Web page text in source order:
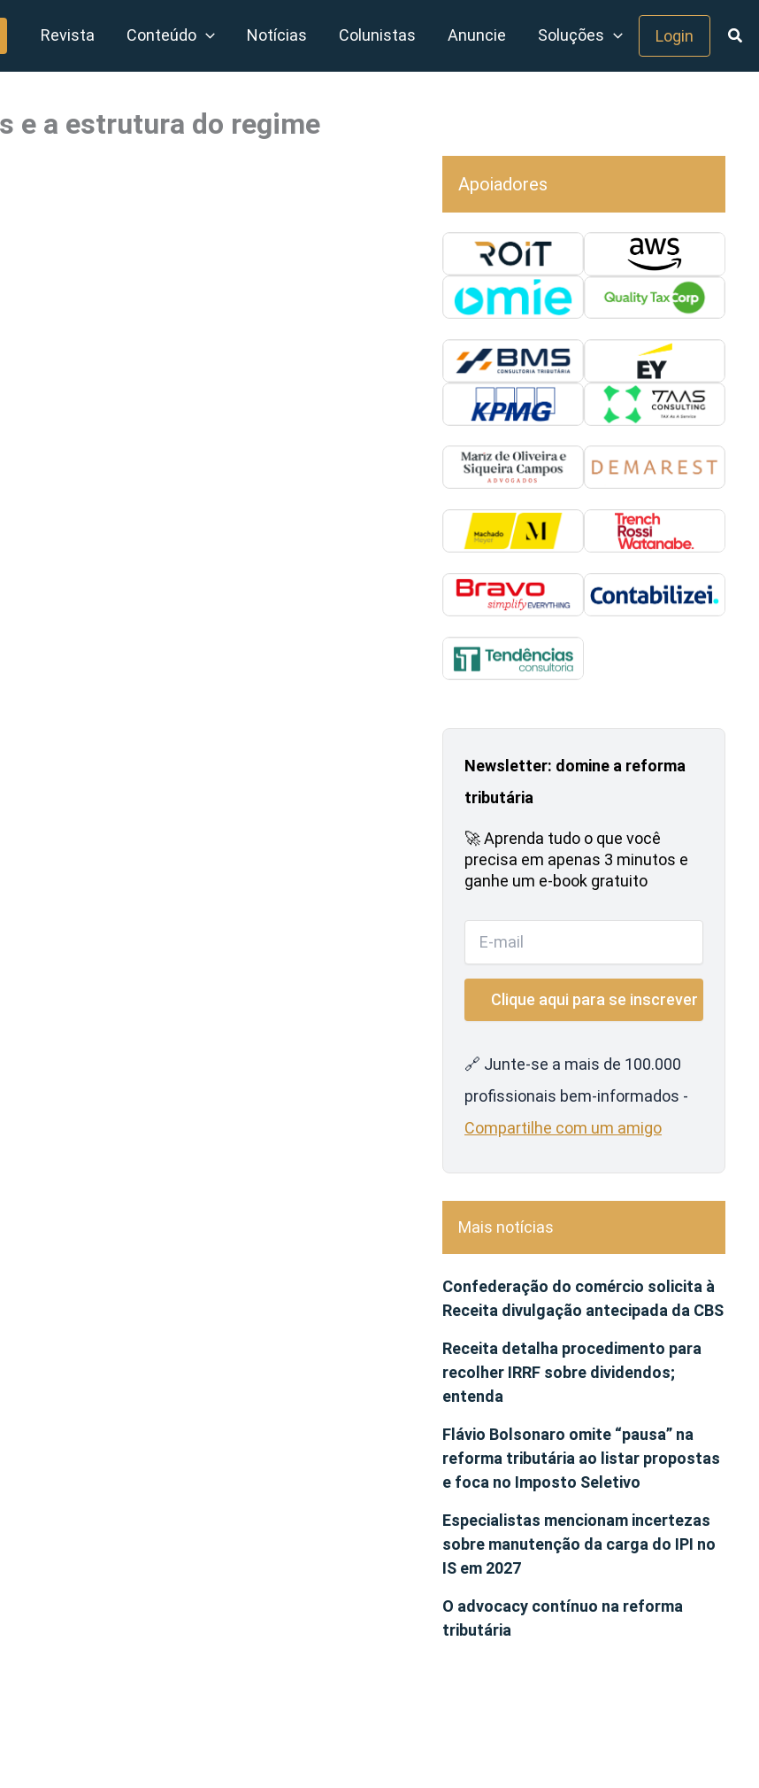
Revista Conteúdo Notícias Colunistas Anuncie Soluções Login
e a estrutura do regime
Apoiadores
Newsletter: domine a reforma
tributária
🚀 Aprenda tudo o que você
precisa em apenas 3 minutos e
ganhe um e-book gratuito
🔗 Junte-se a mais de 100.000
profissionais bem-informados -
Compartilhe com um amigo
Mais notícias
Confederação do comércio solicita à
Receita divulgação antecipada da CBS
Receita detalha procedimento para
recolher IRRF sobre dividendos;
entenda
Flávio Bolsonaro omite “pausa” na
reforma tributária ao listar propostas
e foca no Imposto Seletivo
Especialistas mencionam incertezas
sobre manutenção da carga do IPI no
IS em 2027
O advocacy contínuo na reforma
tributária